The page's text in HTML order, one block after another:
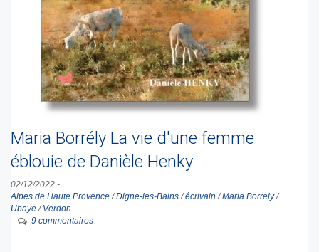
Maria Borrély La vie d'une femme
éblouie de Danièle Henky
02/12/2022 -
Alpes de Haute Provence /Digne-les-Bains /écrivain /Maria Borrely/
Ubaye / Verdon
-
9 commentaires